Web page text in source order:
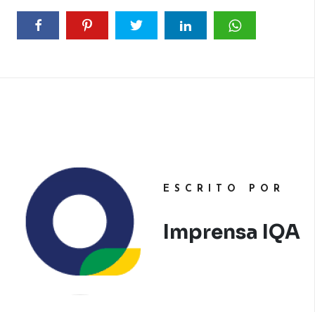
ESCRITO POR
Imprensa IQA